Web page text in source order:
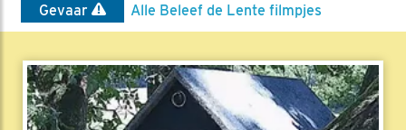
Gevaar
Alle Beleef de Lente filmpjes